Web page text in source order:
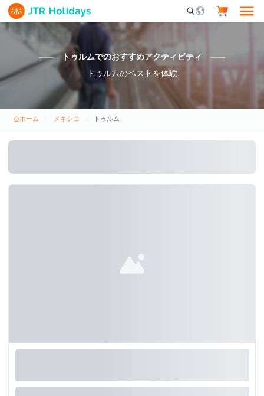
Mobile Search
トゥルムでのおすすめアクティビティ
トゥルムのベストを体験
ホーム メキシコ トゥルム